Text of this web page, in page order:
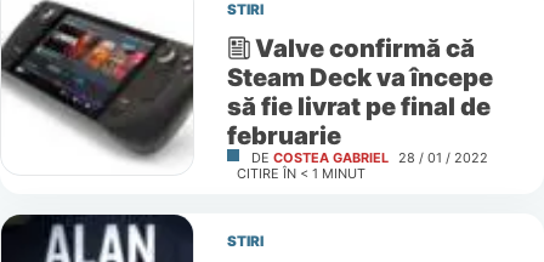
STIRI
Valve confirmă că
Steam Deck va începe
să fie livrat pe final de
februarie
DE COSTEA GABRIEL
28 / 01 / 2022
CITIRE ÎN < 1 MINUT
STIRI